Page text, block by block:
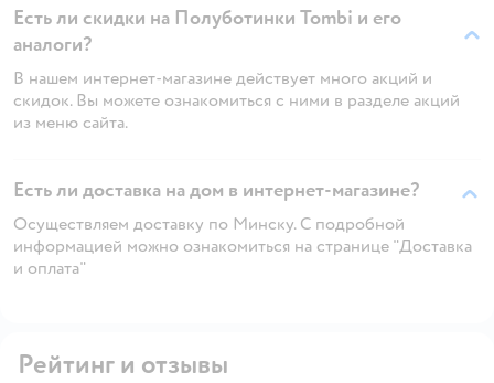
Есть ли скидки на Полуботинки Tombi и его
аналоги?
В нашем интернет-магазине действует много акций и
скидок. Вы можете ознакомиться с ними в разделе акций
из меню сайта.
Есть ли доставка на дом в интернет-магазине?
Осуществляем доставку по Минску. С подробной
информацией можно ознакомиться на странице "Доставка
и оплата"
Рейтинг и отзывы